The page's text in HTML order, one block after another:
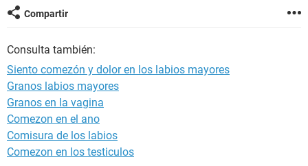
Compartir
Consulta también:
Siento comezón y dolor en los labios mayores
Granos labios mayores
Granos en la vagina
Comezon en el ano
Comisura de los labios
Comezon en los testiculos